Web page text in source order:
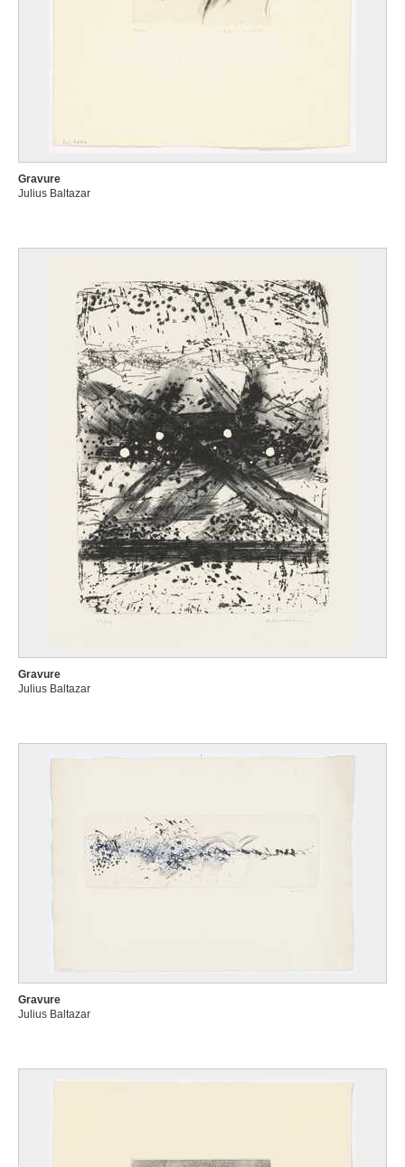
Gravure
Julius Baltazar
Gravure
Julius Baltazar
Gravure
Julius Baltazar